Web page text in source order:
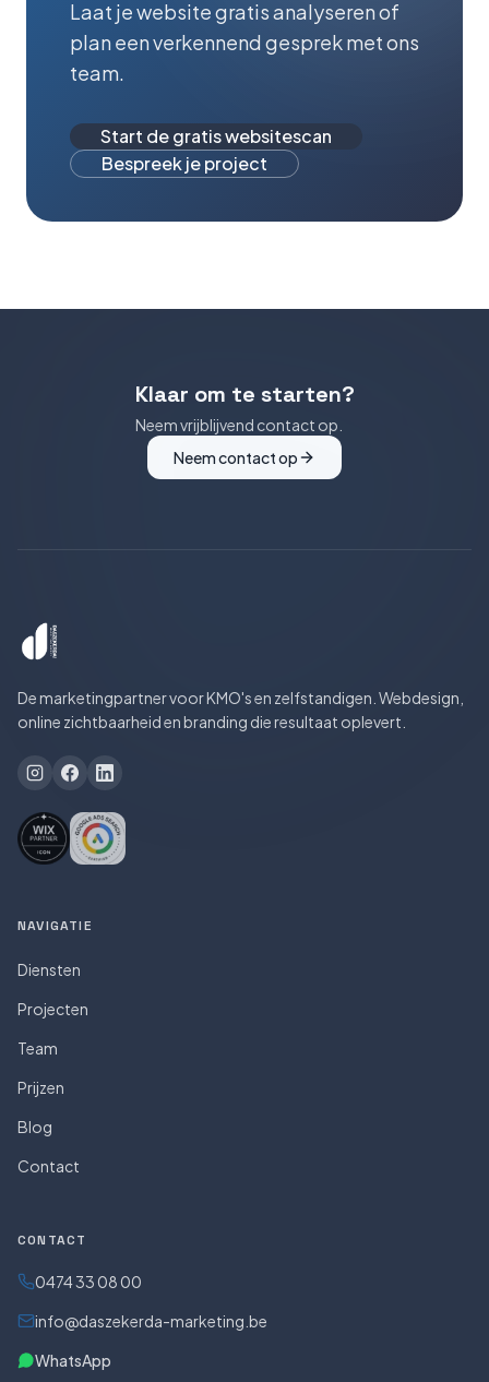
Laat je website gratis analyseren of
plan een verkennend gesprek met ons
team.
Start de gratis websitescan
Bespreek je project
Klaar om te starten?
Neem vrijblijvend contact op.
Neem contact op
De marketingpartner voor KMO's en zelfstandigen. Webdesign,
online zichtbaarheid en branding die resultaat oplevert.
NAVIGATIE
Diensten
Projecten
Team
Prijzen
Blog
Contact
CONTACT
0474 33 08 00
info@daszekerda-marketing.be
WhatsApp